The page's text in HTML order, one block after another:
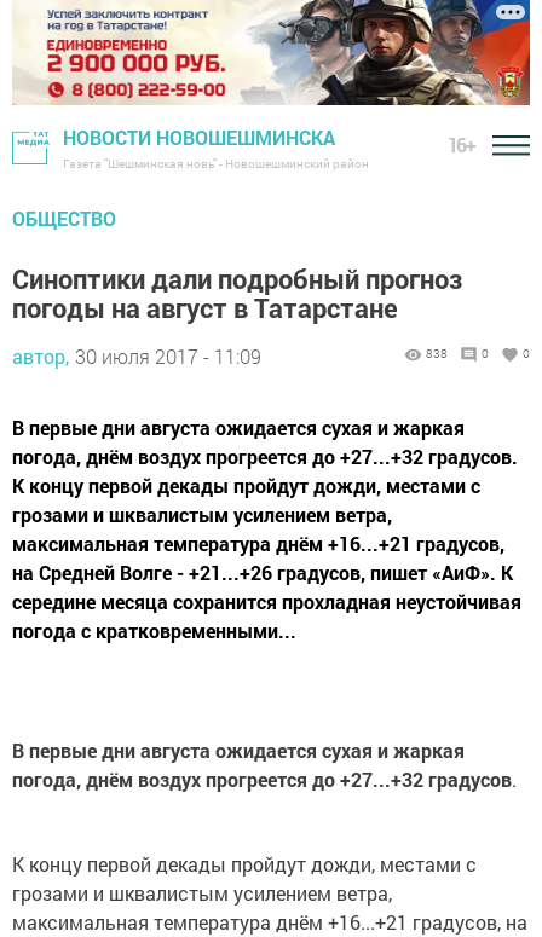
НОВОСТИ НОВОШЕШМИНСКА
Газета "Шешминская новь" - Новошешминский район
16+
ОБЩЕСТВО
Синоптики дали подробный прогноз
погоды на август в Татарстане
автор, 30 июля 2017 - 11:09 838 0 0
В первые дни августа ожидается сухая и жаркая
погода, днём воздух прогреется до +27...+32 градусов.
К концу первой декады пройдут дожди, местами с
грозами и шквалистым усилением ветра,
максимальная температура днём +16...+21 градусов,
на Средней Волге - +21...+26 градусов, пишет «АиФ». К
середине месяца сохранится прохладная неустойчивая
погода с кратковременными...
В первые дни августа ожидается сухая и жаркая
погода, днём воздух прогреется до +27...+32 градусов.
К концу первой декады пройдут дожди, местами с
грозами и шквалистым усилением ветра,
максимальная температура днём +16...+21 градусов, на